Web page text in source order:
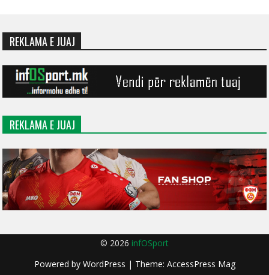
REKLAMA E JUAJ
REKLAMA E JUAJ
© 2026 infOSport
Powered by WordPress | Theme: AccessPress Mag